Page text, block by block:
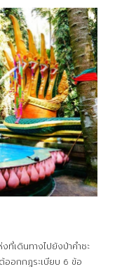
เดินทางไปยังป่าคำชะ
ออกกฎระเบียบ 6 ข้อ